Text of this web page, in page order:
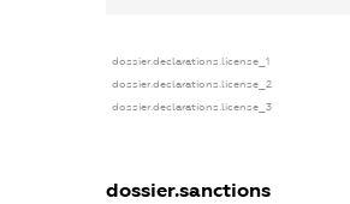
dossier.declarations.license_1
dossier.declarations.license_2
dossier.declarations.license_3
dossier.sanctions